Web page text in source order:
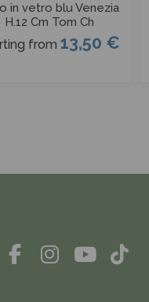
in vetro blu Venezia
H.12 Cm Tom Ch
from 13,50 €